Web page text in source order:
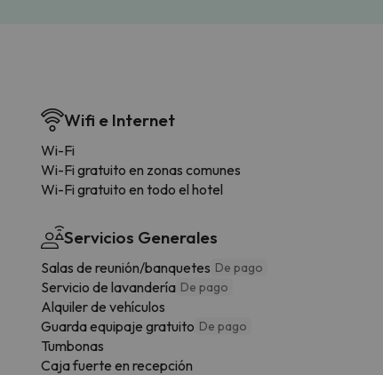
Wifi e Internet
Wi-Fi
Wi-Fi gratuito en zonas comunes
Wi-Fi gratuito en todo el hotel
Servicios Generales
Salas de reunión/banquetes De pago
Servicio de lavandería De pago
Alquiler de vehículos
Guarda equipaje gratuito De pago
Tumbonas
Caja fuerte en recepción